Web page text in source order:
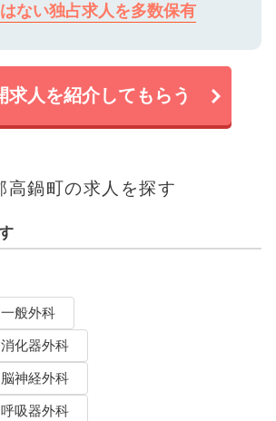
ない独占求人を多数保有
求人を紹介してもらう
高鍋町の求人を探す
般外科
化器外科
神経外科
吸器外科